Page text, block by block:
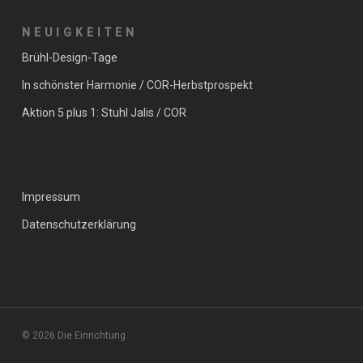
NEUIGKEITEN
Brühl-Design-Tage
In schönster Harmonie / COR-Herbstprospekt
Aktion 5 plus 1: Stuhl Jalis / COR
Impressum
Datenschutzerklärung
© 2026 Die Einrichtung.